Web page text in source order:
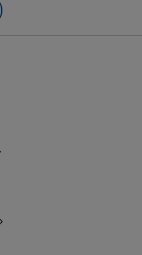
öppnas i nytt fönster.
till annan webbplats, öppnas i
öppnas i nytt fönster.
öppnas i nytt fönster.